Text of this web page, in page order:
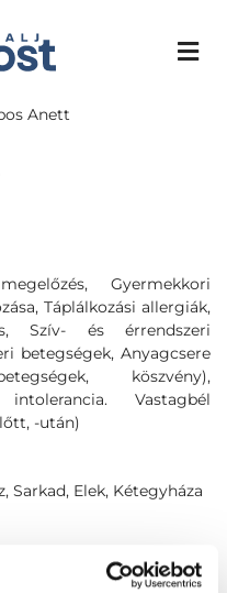
Anett
Gyermekkori
Táplálkozási allergiák,
Szív- és érrendszeri
betegségek, Anyagcsere
köszvény),
Vastagbél
-után)
Sarkad, Elek, Kétegyháza